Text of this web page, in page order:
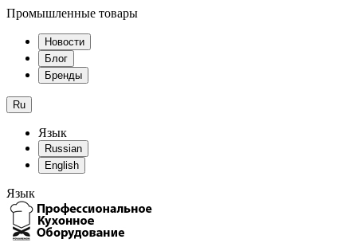
Промышленные товары
Новости
Блог
Бренды
Ru
Язык
Russian
English
Язык